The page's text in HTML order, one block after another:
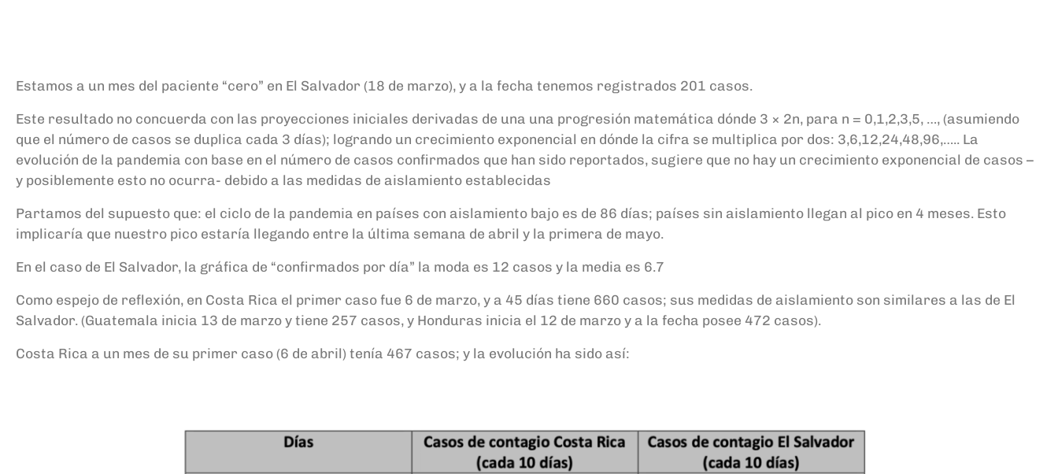
Estamos a un mes del paciente “cero” en El Salvador (18 de marzo), y a la fecha tenemos registrados 201 casos.
Este resultado no concuerda con las proyecciones iniciales derivadas de una una progresión matemática dónde 3 × 2n, para n = 0,1,2,3,5, …, (asumiendo
que el número de casos se duplica cada 3 días); logrando un crecimiento exponencial en dónde la cifra se multiplica por dos: 3,6,12,24,48,96,….. La
evolución de la pandemia con base en el número de casos confirmados que han sido reportados, sugiere que no hay un crecimiento exponencial de casos –
y posiblemente esto no ocurra- debido a las medidas de aislamiento establecidas
Partamos del supuesto que: el ciclo de la pandemia en países con aislamiento bajo es de 86 días; países sin aislamiento llegan al pico en 4 meses. Esto
implicaría que nuestro pico estaría llegando entre la última semana de abril y la primera de mayo.
En el caso de El Salvador, la gráfica de “confirmados por día” la moda es 12 casos y la media es 6.7
Como espejo de reflexión, en Costa Rica el primer caso fue 6 de marzo, y a 45 días tiene 660 casos; sus medidas de aislamiento son similares a las de El
Salvador. (Guatemala inicia 13 de marzo y tiene 257 casos, y Honduras inicia el 12 de marzo y a la fecha posee 472 casos).
Costa Rica a un mes de su primer caso (6 de abril) tenía 467 casos; y la evolución ha sido así: